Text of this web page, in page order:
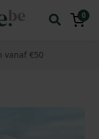
0
vanaf €50